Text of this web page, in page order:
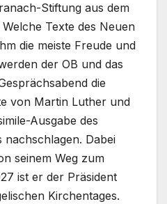
Stiftung aus dem
Texte des Neuen
die meiste Freude und
der OB und das
die
von Martin Luther und
Ausgabe des
nachschlagen. Dabei
seinem Weg zum
ist er der Präsident
Kirchentages.